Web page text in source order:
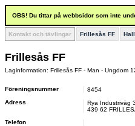
OBS! Du tittar på webbsidor som inte
Kontakt och tävlingar Frillesås FF
Frillesås FF
Laginformation: Frillesås FF - Man - Ungdom
Föreningsnummer
8454
Adress
Rya Industriväg
439 62
Telefon